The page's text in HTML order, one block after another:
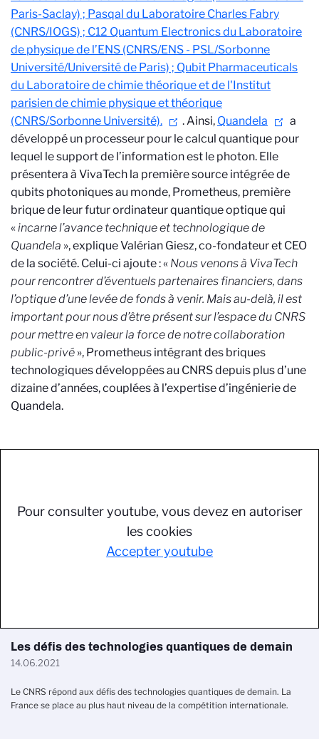
Paris-Saclay) ; Pasqal du Laboratoire Charles Fabry
(CNRS/IOGS) ; C12 Quantum Electronics du Laboratoire
de physique de l’ENS (CNRS/ENS - PSL/Sorbonne
Université/Université de Paris) ; Qubit Pharmaceuticals
du Laboratoire de chimie théorique et de l'Institut
parisien de chimie physique et théorique
(CNRS/Sorbonne Université).
. Ainsi, Quandela
a
développé un processeur pour le calcul quantique pour
lequel le support de l’information est le photon. Elle
présentera à VivaTech la première source intégrée de
qubits photoniques au monde, Prometheus, première
brique de leur futur ordinateur quantique optique qui
«incarne l’avance technique et technologique de
Quandela », explique Valérian Giesz, co-fondateur et CEO
de la société. Celui-ci ajoute : « Nous venons à VivaTech
pour rencontrer d’éventuels partenaires financiers, dans
l’optique d’une levée de fonds à venir. Mais au-delà, il est
important pour nous d’être présent sur l’espace du CNRS
pour mettre en valeur la force de notre collaboration
public-privé », Prometheus intégrant des briques
technologiques développées au CNRS depuis plus d’une
dizaine d’années, couplées à l’expertise d’ingénierie de
Quandela.
Pour consulter youtube, vous devez en autoriser
les cookies
Accepter youtube
Les défis des technologies quantiques de demain
14.06.2021
Le CNRS répond aux défis des technologies quantiques de demain. La
France se place au plus haut niveau de la compétition internationale.